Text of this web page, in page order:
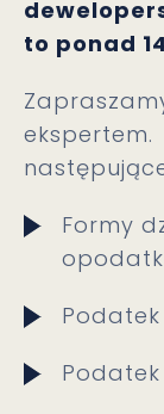
to ponad
Formy